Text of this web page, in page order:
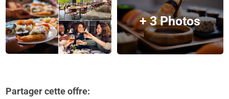
+ 3 Photos
Partager cette offre: